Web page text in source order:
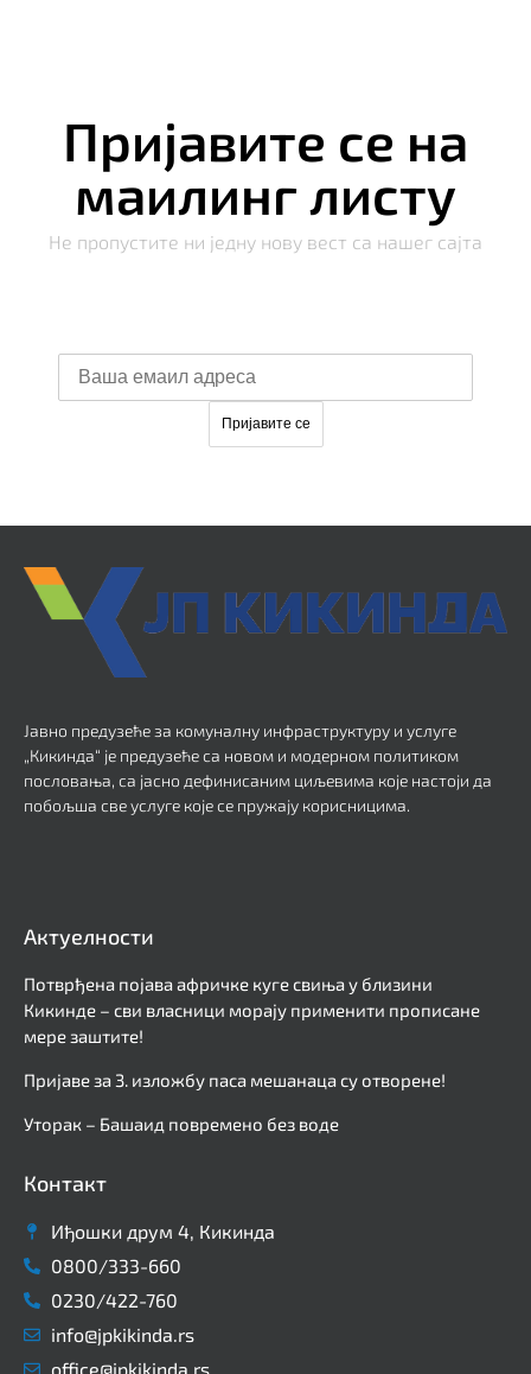
Пријавите се на
маилинг листу
Не пропустите ни једну нову вест са нашег сајта
Јавно предузеће за комуналну инфраструктуру и услуге
„Кикинда“ је предузеће са новом и модерном политиком
пословања, са јасно дефинисаним циљевима које настоји да
побољша све услуге које се пружају корисницима.
Актуелности
Потврђена појава афричке куге свиња у близини
Кикинде – сви власници морају применити прописане
мере заштите!
Пријаве за 3. изложбу паса мешанаца су отворене!
Уторак – Башаид повремено без воде
Контакт
Иђошки друм 4, Кикинда
0800/333-660
0230/422-760
info@jpkikinda.rs
office@jpkikinda.rs